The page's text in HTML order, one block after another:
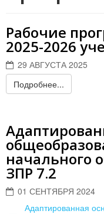
Рабочие
2025-2026
29 АВГУСТА 2025
Подробнее...
начального
ЗПР 7.2
01 СЕНТЯБРЯ 2024
Адаптированная